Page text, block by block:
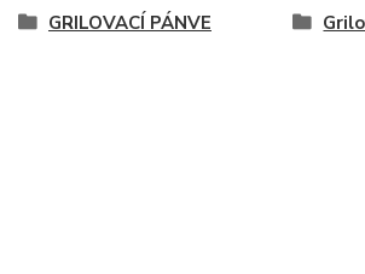
GRILOVACÍ PÁNVE